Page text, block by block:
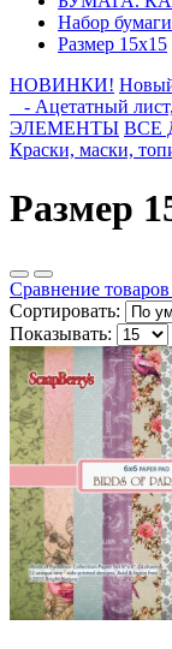
Набор
Размер 15х15
НОВИНКИ!
- Ацетатный
ЭЛЕМЕНТЫ ВСЕ
Краски, маски,
Размер
Сравнение
Сортировать:
Показывать: